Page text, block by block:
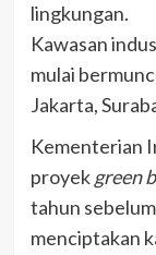
lingkungan.
Kawasan
mulai
Jakarta,
Kementerian
proyekgreen
tahun
menciptakan